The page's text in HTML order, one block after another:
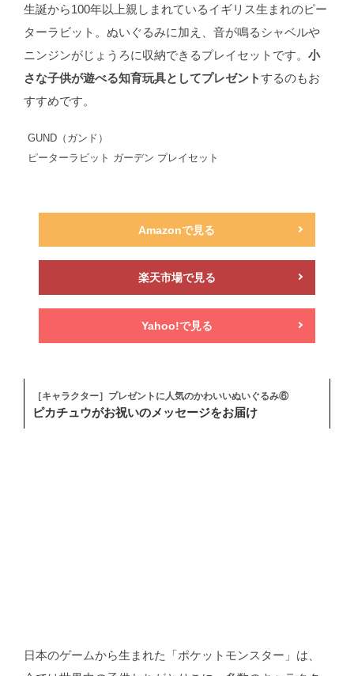
生誕から100年以上親しまれているイギリス生まれのピー
ターラビット。ぬいぐるみに加え、音が鳴るシャベルや
ニンジンがじょうろに収納できるプレイセットです。 小
さな子供が遊べる知育玩具としてプレゼントするのもお
すすめです。
GUND（ガンド）
ピーターラビット ガーデン プレイセット
Amazonで見る
楽天市場で見る
Yahoo!で見る
［キャラクター］プレゼントに人気のかわいいぬいぐるみ⑥
ピカチュウがお祝いのメッセージをお届け
日本のゲームから生まれた「ポケットモンスター」は、